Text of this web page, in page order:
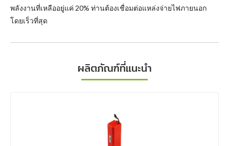
พลังงานที่เหลืออยู่แค่ 20% ท่านต้องเชื่อมต่อแหล่งจ่ายไฟภายนอก
โดยเร็วที่สุด
ผลิตภัณฑ์ที่แนะนำ